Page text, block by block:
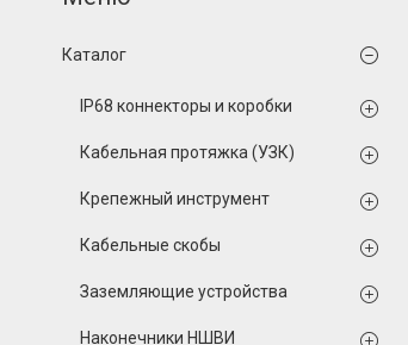
Каталог
IP68 коннекторы и коробки
Кабельная протяжка (УЗК)
Крепежный инструмент
Кабельные скобы
Заземляющие устройства
Наконечники НШВИ